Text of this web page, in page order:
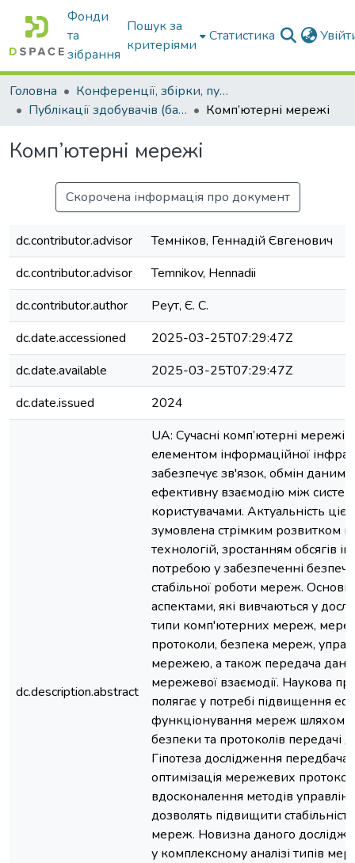
Фонди
та
зібрання
Пошук за
критеріями
Статистика
Головна
Конференції, збірки, публікації молодих вчених і здобувачів : магістрів, бакалаврів, аспірантів.
Публікації здобувачів (бакалаврів. магістрів, аспірантів)
Комп’ютерні мережі
Комп’ютерні мережі
Скорочена інформація про документ
dc.contributor.advisor
Темніков, Геннадій Євгенович
dc.contributor.advisor
Temnikov, Hennadii
dc.contributor.author
Реут, Є. С.
dc.date.accessioned
2025-03-25T07:29:47Z
dc.date.available
2025-03-25T07:29:47Z
dc.date.issued
2024
dc.description.abstract
UA: Сучасні комп’ютерні мережі
елементом інформаційної
забезпечує зв'язок, обмін даними
ефективну взаємодію між
користувачами. Актуальність
зумовлена стрімким розвитком
технологій, зростанням обсягів
потребою у забезпеченні
стабільної роботи мереж.
аспектами, які вивчаються у
типи комп'ютерних мереж,
протоколи, безпека мереж,
мережею, а також передача
мережевої взаємодії. Наукова
полягає у потребі підвищення
функціонування мереж шляхом
безпеки та протоколів передачі
Гіпотеза дослідження
оптимізація мережевих
вдосконалення методів
дозволять підвищити
мереж. Новизна даного
у комплексному аналізі типів